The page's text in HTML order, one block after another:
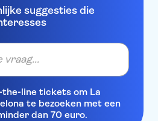
suggesties die
vraag...
line tickets om La
te bezoeken met een
dan 70 euro.